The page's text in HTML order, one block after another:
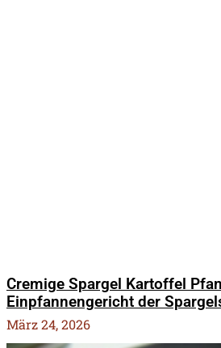
Cremige Spargel Kartoffel
Einpfannengericht der
März 24, 2026